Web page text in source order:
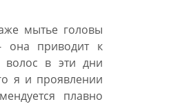
мытье головы
она приводит к
волос в эти дни
я и проявлении
плавно